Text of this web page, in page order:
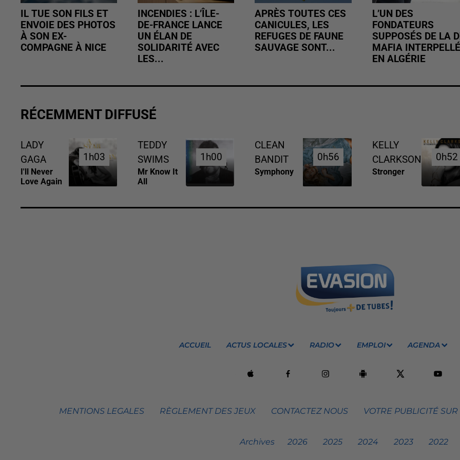
IL TUE SON FILS ET
ENVOIE DES PHOTOS
À SON EX-
COMPAGNE À NICE
INCENDIES : L’ÎLE-
DE-FRANCE LANCE
UN ÉLAN DE
SOLIDARITÉ AVEC
LES...
APRÈS TOUTES CES
CANICULES, LES
REFUGES DE FAUNE
SAUVAGE SONT...
L’UN DES
FONDATEURS
SUPPOSÉS DE LA
MAFIA INTERPELLÉ
EN ALGÉRIE
RÉCEMMENT DIFFUSÉ
LADY
GAGA
I'll Never
Love Again
1h03
1h03
TEDDY
SWIMS
Mr Know It
All
1h00
1h00
CLEAN
BANDIT
Symphony
0h56
0h56
KELLY
CLARKSON
Stronger
0h52
0h52
ACCUEIL ACTUS LOCALES RADIO EMPLOI AGENDA
MENTIONS LEGALES RÈGLEMENT DES JEUX CONTACTEZ NOUS VOTRE PUBLICITÉ
Archives 2026 2025 2024 2023 2022